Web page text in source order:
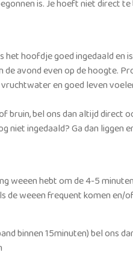
is. Je hoeft niet direct
het hoofdje goed ingedaald
avond even op de hoogte.
en goed leven
bruin, bel ons dan altijd direct
niet ingedaald? Ga dan liggen
weeen hebt om de 4-5
de weeen frequent komen en/
binnen 15minuten) bel ons